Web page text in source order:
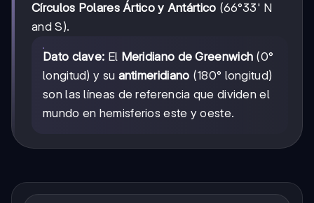
Círculos Polares Ártico y Antártico (66°33' N
and S).
Dato clave: El Meridiano de Greenwich (0°
longitud) y su antimeridiano (180° longitud)
son las líneas de referencia que dividen el
mundo en hemisferios este y oeste.